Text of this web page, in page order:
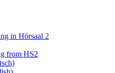
in Hörsaal 2
from HS2